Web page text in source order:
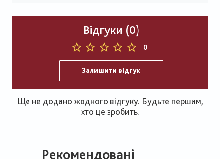
Відгуки (0)
0
Залишити відгук
Ще не додано жодного відгуку. Будьте першим,
хто це зробить.
Рекомендовані